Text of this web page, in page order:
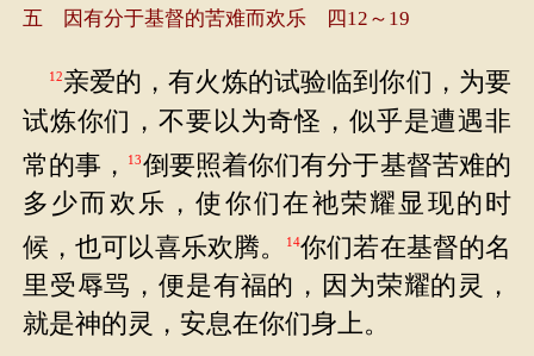
五 因有分于基督的苦难而欢乐 四12～19
12亲爱的，有火炼的试验临到你们，为要
试炼你们，不要以为奇怪，似乎是遭遇非
常的事，
13倒要照着你们有分于基督苦难的
多少而欢乐，使你们在祂荣耀显现的时
候，也可以喜乐欢腾。
14你们若在基督的名
里受辱骂，便是有福的，因为荣耀的灵，
就是神的灵，安息在你们身上。